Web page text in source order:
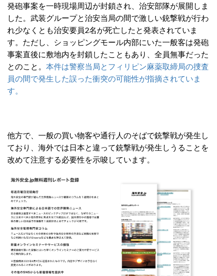
発砲事案を一時現場周辺が封鎖され、治安部隊が展開しま
した。武装グループと治安当局の間で激しい銃撃戦が行わ
れ少なくとも治安要員2名が死亡したと発表されていま
す。ただし、ショッピングモール内部にいた一般客は発砲
事案直後に敷地内を封鎖したこともあり、全員無事だった
とのこと。 本件は警察当局とフィリピン麻薬取締局の捜査
員の間で発生した誤った衝突の可能性が指摘されていま
す。
他方で、一般の買い物客や通行人のそばで銃撃戦が発生し
ており、海外では日本と違って銃撃戦が発生しうることを
改めて注意する必要性を示唆しています。